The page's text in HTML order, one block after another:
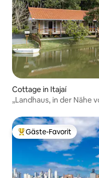
Cottage in Itajaí
„Landhaus, in der Nähe
Beliebter Gäste-Favorit.
Gäste-Favorit